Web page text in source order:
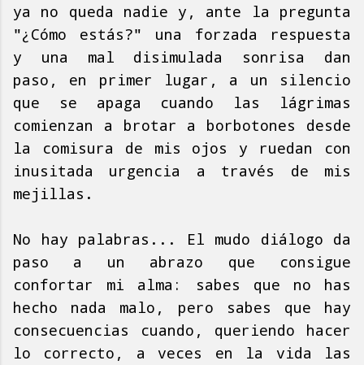
ya no queda nadie y, ante la pregunta
"¿Cómo estás?" una forzada respuesta
y una mal disimulada sonrisa dan
paso, en primer lugar, a un silencio
que se apaga cuando las lágrimas
comienzan a brotar a borbotones desde
la comisura de mis ojos y ruedan con
inusitada urgencia a través de mis
mejillas.
No hay palabras... El mudo diálogo da
paso a un abrazo que consigue
confortar mi alma: sabes que no has
hecho nada malo, pero sabes que hay
consecuencias cuando, queriendo hacer
lo correcto, a veces en la vida las